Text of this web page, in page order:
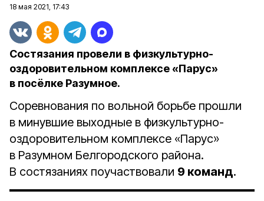
18 мая 2021, 17:43
Состязания провели в физкультурно-
оздоровительном комплексе «Парус»
в посёлке Разумное.
Соревнования по вольной борьбе прошли
в минувшие выходные в физкультурно-
оздоровительном комплексе «Парус»
в Разумном Белгородского района.
В состязаниях поучаствовали 9 команд.